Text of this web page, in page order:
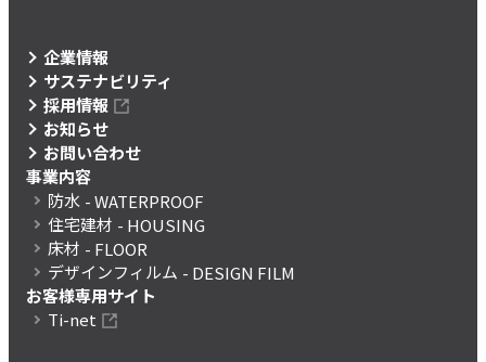
企業情報
サステナビリティ
採用情報
お知らせ
お問い合わせ
事業内容
防水 - WATERPROOF
住宅建材 - HOUSING
床材 - FLOOR
デザインフィルム - DESIGN FILM
お客様専用サイト
Ti-net